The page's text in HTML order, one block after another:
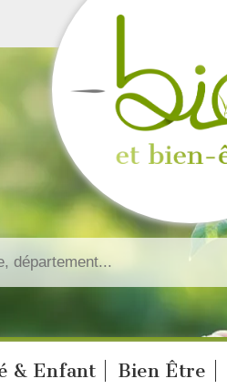
& Enfant Bien Être